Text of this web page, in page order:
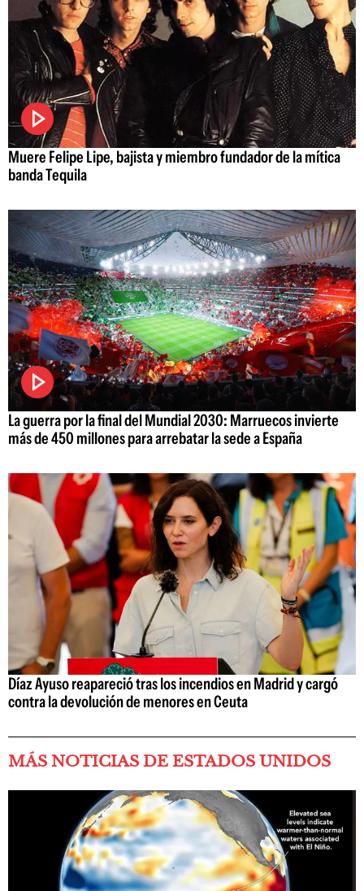
Muere Felipe Lipe, bajista y miembro fundador de la mítica
banda Tequila
La guerra por la final del Mundial 2030: Marruecos invierte
más de 450 millones para arrebatar la sede a España
Díaz Ayuso reapareció tras los incendios en Madrid y cargó
contra la devolución de menores en Ceuta
MÁS NOTICIAS DE ESTADOS UNIDOS